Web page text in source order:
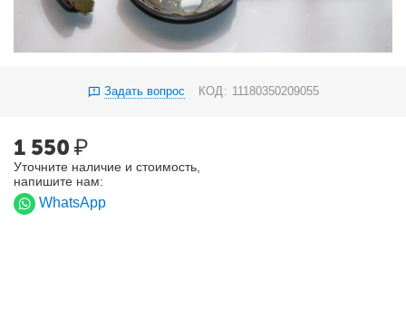
Задать вопрос КОД: 11180350209055
1 550₽
Уточните наличие и стоимость,
напишите нам:
WhatsApp